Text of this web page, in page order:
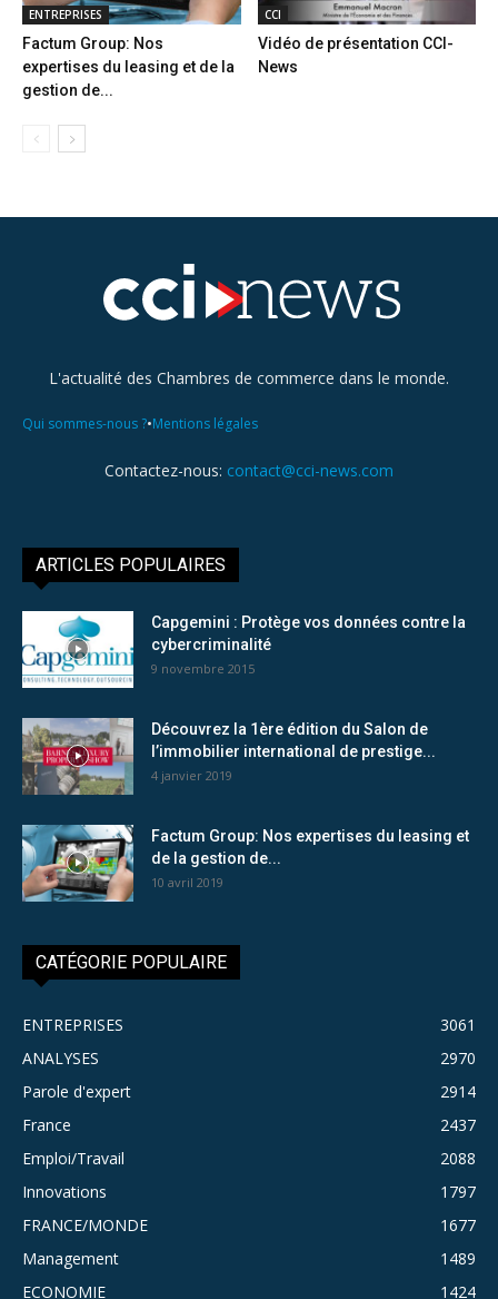
ENTREPRISES
Factum Group: Nos
expertises du leasing et de la
gestion de...
CCI
Vidéo de présentation CCI-
News
L'actualité des Chambres de commerce dans le monde.
Qui sommes-nous ?•Mentions légales
Contactez-nous: contact@cci-news.com
ARTICLES POPULAIRES
Capgemini : Protège vos données contre la
cybercriminalité
9 novembre 2015
Découvrez la 1ère édition du Salon de
l’immobilier international de prestige...
4 janvier 2019
Factum Group: Nos expertises du leasing et
de la gestion de...
10 avril 2019
CATÉGORIE POPULAIRE
ENTREPRISES
3061
ANALYSES
2970
Parole d'expert
2914
France
2437
Emploi/Travail
2088
Innovations
1797
FRANCE/MONDE
1677
Management
1489
ECONOMIE
1424